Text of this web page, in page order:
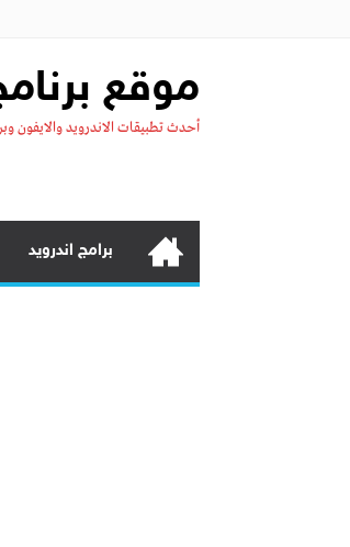
موقع
أحدث تطبيقات الاندرويد والايفون
برامج اندرويد